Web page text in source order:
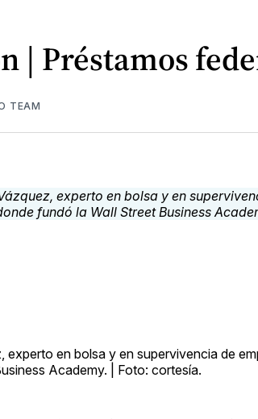
| Préstamos
TEAM
experto en bolsa y en supervivencia de
Academy. | Foto: cortesía.